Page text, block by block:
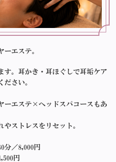
ーエステ。
す。耳かき・耳ほぐしで耳垢ケア
ださい。
ーエステ×ヘッドスパコースもあ
ストレスをリセット。
／8,000円
円